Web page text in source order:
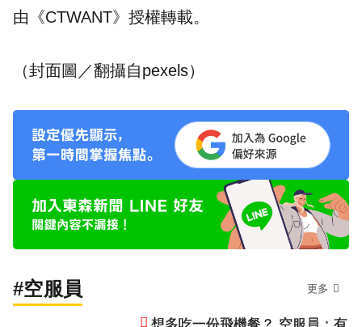
由《CTWANT》授權轉載。
（封面圖／翻攝自pexels）
#空服員 更多